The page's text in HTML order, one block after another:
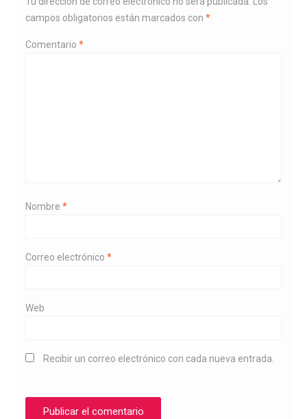
campos obligatorios están marcados con *
Comentario *
Nombre *
Correo electrónico *
Web
Recibir un correo electrónico con cada nueva entrada.